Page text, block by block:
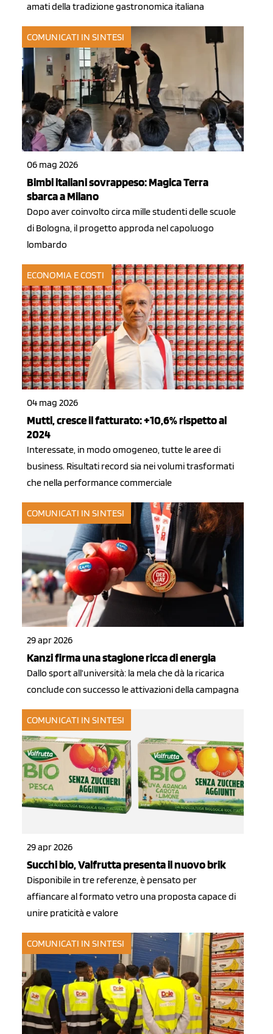
amati della tradizione gastronomica italiana
COMUNICATI IN SINTESI
06 mag 2026
Bimbi italiani sovrappeso: Magica Terra
sbarca a Milano
Dopo aver coinvolto circa mille studenti delle scuole
di Bologna, il progetto approda nel capoluogo
lombardo
ECONOMIA E COSTI
04 mag 2026
Mutti, cresce il fatturato: +10,6% rispetto al
2024
Interessate, in modo omogeneo, tutte le aree di
business. Risultati record sia nei volumi trasformati
che nella performance commerciale
COMUNICATI IN SINTESI
29 apr 2026
Kanzi firma una stagione ricca di energia
Dallo sport all’università: la mela che dà la ricarica
conclude con successo le attivazioni della campagna
COMUNICATI IN SINTESI
29 apr 2026
Succhi bio, Valfrutta presenta il nuovo brik
Disponibile in tre referenze, è pensato per
affiancare al formato vetro una proposta capace di
unire praticità e valore
COMUNICATI IN SINTESI